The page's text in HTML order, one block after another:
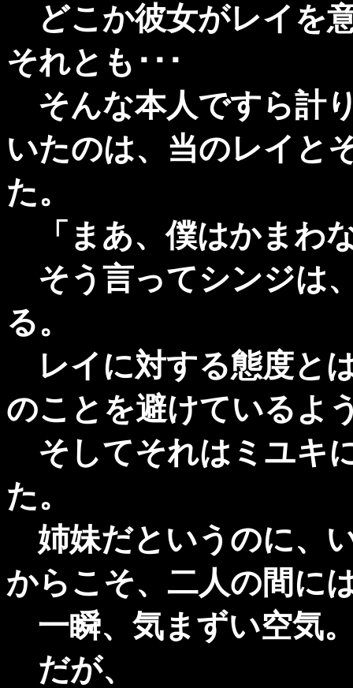
どこか彼女がレイを
それとも･･･
そんな本人ですら計
いたのは、当のレイと
た。
「まあ、僕はかまわ
そう言ってシンジは
る。
レイに対する態度と
のことを避けているよ
そしてそれはミユキ
た。
姉妹だというのに、
からこそ、二人の間に
一瞬、気まずい空気
だが、